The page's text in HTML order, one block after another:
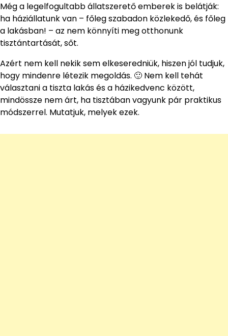
Még a legelfogultabb állatszerető emberek is belátják:
ha háziállatunk van – főleg szabadon közlekedő, és főleg
a lakásban! – az nem könnyíti meg otthonunk
tisztántartását, sőt.
Azért nem kell nekik sem elkeseredniük, hiszen jól tudjuk,
hogy mindenre létezik megoldás. 🙂 Nem kell tehát
választani a tiszta lakás és a házikedvenc között,
mindössze nem árt, ha tisztában vagyunk pár praktikus
módszerrel. Mutatjuk, melyek ezek.